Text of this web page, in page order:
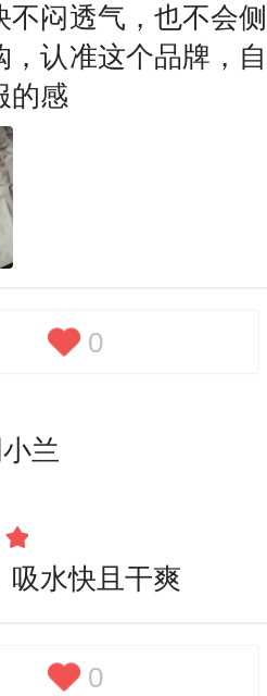
不闷透气，也不会
，认准这个品牌，
的感
0
兰
吸水快且干爽
0